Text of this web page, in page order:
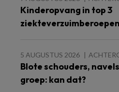
Kinderopvang in top 3
ziekteverzuimberoepen
5 AUGUSTUS 2026
Blote schouders,
groep: kan dat?